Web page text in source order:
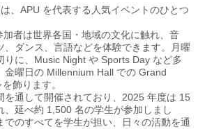
、APU を代表する人気イベントのひとつ
加者は世界各国・地域の文化に触れ、音
、ダンス、言語などを体験できます。月曜
りに、Music Night や Sports Day など多
金曜日の Millennium Hall での Grand
飾ります。
を通して開催されており、2025 年度は 15
、延べ約 1,500 名の学生が参加しまし
でのすべてを学生が担い、日々の活動を通